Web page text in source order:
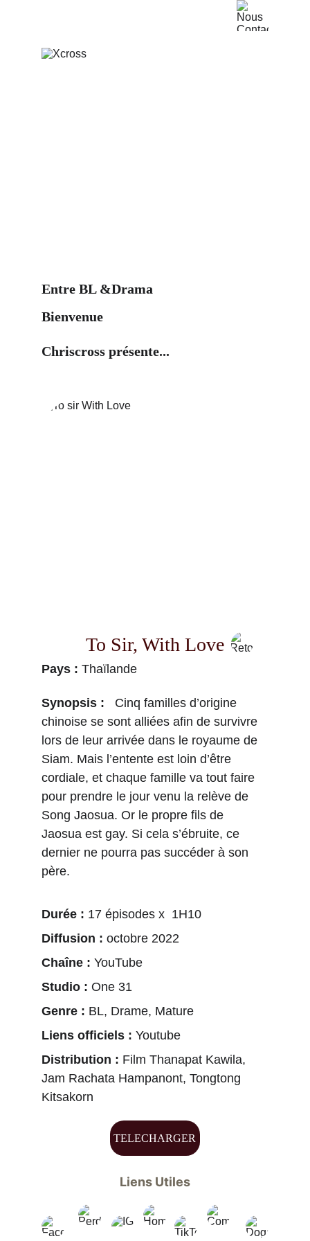
Bienvenue
Chriscross présente...
Entre BL &Drama
To Sir, With Love
Pays : Thaïlande
Synopsis :
  Cinq familles d’origine
chinoise se sont alliées afin de survivre
lors de leur arrivée dans le royaume de
Siam. Mais l’entente est loin d’être
cordiale, et chaque famille va tout faire
pour prendre le jour venu la relève de
Song Jaosua. Or le propre fils de
Jaosua est gay. Si cela s’ébruite, ce
dernier ne pourra pas succéder à son
père.
Durée : 17 épisodes x  1H10
Diffusion : octobre 2022
Chaîne : YouTube
Studio : One 31
Genre : BL, Drame, Mature
Liens officiels : Youtube
Distribution : Film Thanapat Kawila,
Jam Rachata Hampanont, Tongtong
Kitsakorn
TELECHARGER
Liens Utiles